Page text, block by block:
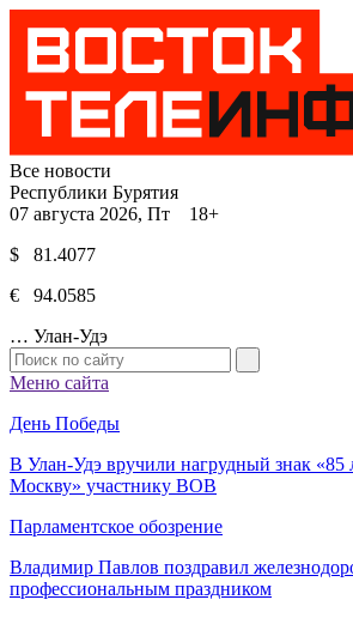
Все новости
Республики Бурятия
07 августа 2026, Пт 18+
$ 81.4077
€ 94.0585
… Улан-Удэ
Меню сайта
День Победы
В Улан-Удэ вручили нагрудный знак «85
Москву» участнику ВОВ
Парламентское обозрение
Владимир Павлов поздравил
профессиональным праздником